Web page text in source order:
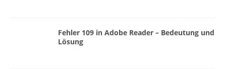
Fehler 109 in Adobe Reader – Bedeutung und
Lösung